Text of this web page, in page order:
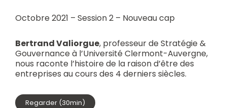
Octobre 2021 – Session 2 – Nouveau cap
Bertrand Valiorgue, professeur de Stratégie &
Gouvernance à l’Université Clermont-Auvergne,
nous raconte l’histoire de la raison d’être des
entreprises au cours des 4 derniers siècles.
Regarder (30min)